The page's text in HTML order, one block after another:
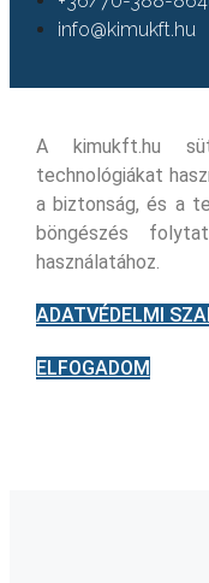
info@kimukft.hu
A kimukft.hu
technológiákat
a biztonság, és a
böngészés
használatához.
ADATVÉDELMI
ELFOGADOM